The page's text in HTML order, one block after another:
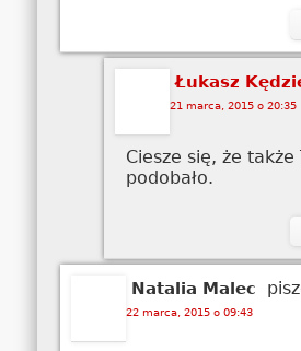
Łukasz
21 marca, 2015 o 20:35
Ciesze się, że także
podobało.
Natalia Malec
22 marca, 2015 o 09:43